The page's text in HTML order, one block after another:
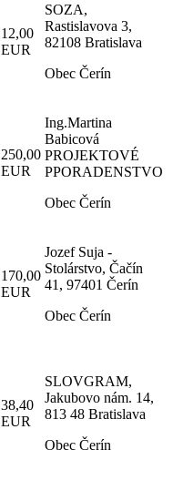
12,00
EUR
SOZA,
Rastislavova 3,
82108 Bratislava
Obec Čerín
250,00
EUR
Ing.Martina
Babicová
PROJEKTOVÉ
PPORADENSTVO
Obec Čerín
170,00
EUR
Jozef Suja -
Stolárstvo, Čačín
41, 97401 Čerín
Obec Čerín
38,40
EUR
SLOVGRAM,
Jakubovo nám. 14,
813 48 Bratislava
Obec Čerín